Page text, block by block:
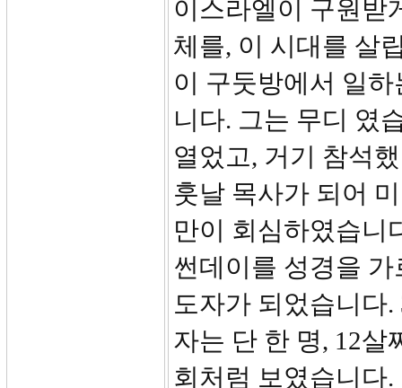
이스라엘이 구원받
체를, 이 시대를 살
이 구둣방에서 일
니다. 그는 무디 였
열었고, 거기 참석
훗날 목사가 되어
만이 회심하였습니
썬데이를 성경을
도자가 되었습니다
자는 단 한 명, 12살
회처럼 보였습니다